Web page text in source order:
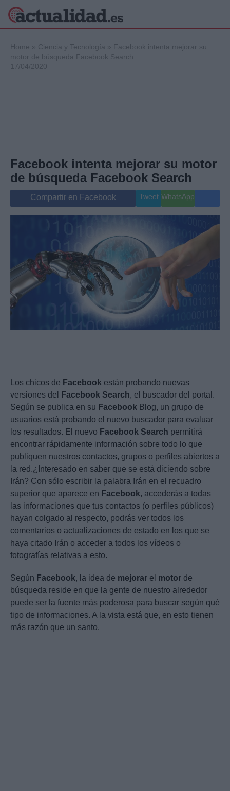
Internacional
Viajes
Gente
Musica
Home » Ciencia y Tecnología » Facebook intenta mejorar su
motor de búsqueda Facebook Search
17/04/2020
Facebook intenta mejorar su motor
de búsqueda Facebook Search
Compartir en Facebook Tweet WhatsApp
Los chicos de Facebook están probando nuevas
versiones del
Facebook Search, el buscador del portal.
Según se publica en su Facebook Blog, un grupo de
usuarios está probando el nuevo buscador para evaluar
los resultados. El nuevo Facebook Search permitirá
encontrar rápidamente información sobre todo lo que
publiquen nuestros contactos, grupos o perfiles abiertos a
la red.¿Interesado en saber que se está diciendo sobre
Irán? Con sólo escribir la palabra Irán en el recuadro
superior que aparece en Facebook, accederás a todas
las informaciones que tus contactos (o perfiles públicos)
hayan colgado al respecto, podrás ver todos los
comentarios o actualizaciones de estado en los que se
haya citado Irán o acceder a todos los vídeos o
fotografías relativas a esto.
Según Facebook, la idea de mejorar el motor de
búsqueda reside en que la gente de nuestro alrededor
puede ser la fuente más poderosa para buscar según qué
tipo de informaciones. A la vista está que, en esto tienen
más razón que un santo.